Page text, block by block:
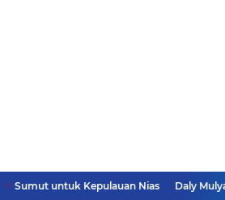
Kepulauan Nias Daly Mulyana